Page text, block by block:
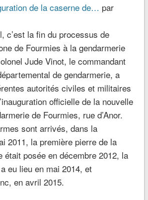
de la caserne de… par
c’est la fin du processus de
de Fourmies à la gendarmerie
Jude Vinot, le commandant
de gendarmerie, a
autorités civiles et militaires
officielle de la nouvelle
de Fourmies, rue d’Anor.
sont arrivés, dans la
2011, la première pierre de la
était posée en décembre 2012, la
eu lieu en mai 2014, et
en avril 2015.